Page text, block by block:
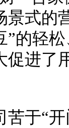
景式的
”的轻
促进了
苦于“